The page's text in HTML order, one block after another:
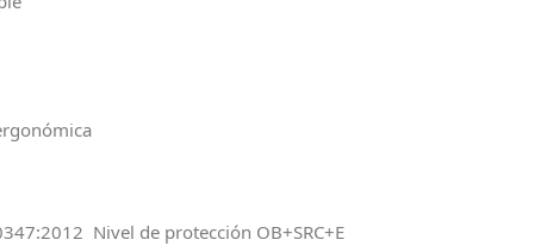
Nivel de protección OB+SRC+E